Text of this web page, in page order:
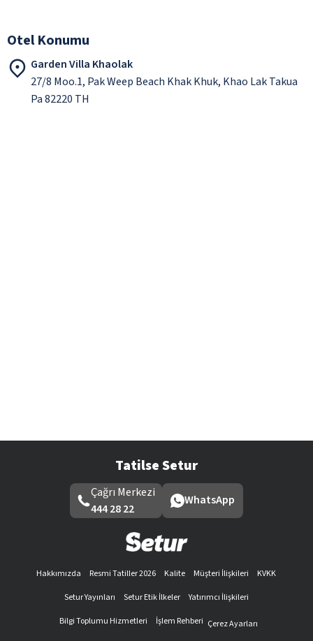
Otel Konumu
Garden Villa Khaolak
27/8 Moo.1, Pak Weep Beach Khak Khuk, Khao Lak Takua
Pa 82220 TH
Tatilse Setur
Çağrı Merkezi
444 28 22
WhatsApp
Hakkımızda Resmi Tatiller 2026 Kalite Müşteri İlişkileri
KVKK
Setur Yayınları
Setur Etik İlkeler
Yatırımcı İlişkileri
Bilgi Toplumu Hizmetleri
İşlem Rehberi Çerez Ayarları